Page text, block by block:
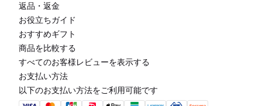
返品・返金
お役立ちガイド
おすすめギフト
商品を比較する
すべてのお客様レビューを表示する
お支払い方法
以下のお支払い方法をご利用可能です